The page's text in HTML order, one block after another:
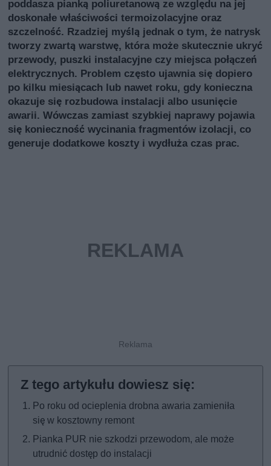
poddasza pianką poliuretanową ze względu na jej
doskonałe właściwości termoizolacyjne oraz
szczelność. Rzadziej myślą jednak o tym, że natrysk
tworzy zwartą warstwę, która może skutecznie ukryć
przewody, puszki instalacyjne czy miejsca połączeń
elektrycznych. Problem często ujawnia się dopiero
po kilku miesiącach lub nawet roku, gdy konieczna
okazuje się rozbudowa instalacji albo usunięcie
awarii. Wówczas zamiast szybkiej naprawy pojawia
się konieczność wycinania fragmentów izolacji, co
generuje dodatkowe koszty i wydłuża czas prac.
Po roku od ocieplenia drobna awaria zamieniła
się w kosztowny remont
Pianka PUR nie szkodzi przewodom, ale może
utrudnić dostęp do instalacji